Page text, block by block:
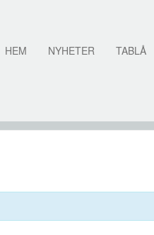
HEM NYHETER TABLÅ